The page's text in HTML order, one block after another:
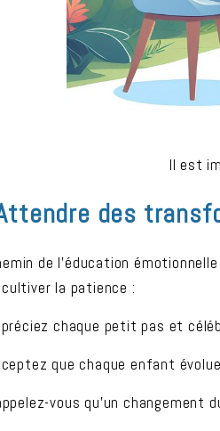
Il est
des
de l’éducation
la patience :
chaque petit pas et
que chaque enfant
vous qu’un changement